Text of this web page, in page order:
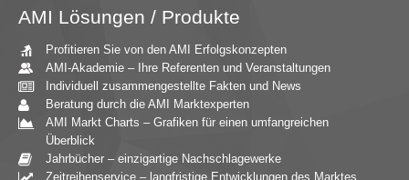
AMI Lösungen / Produkte
Profitieren Sie von den AMI Erfolgskonzepten
AMI-Akademie – Ihre Referenten und Veranstaltungen
Individuell zusammengestellte Fakten und News
Beratung durch die AMI Marktexperten
AMI Markt Charts – Grafiken für einen umfangreichen
Überblick
Jahrbücher – einzigartige Nachschlagewerke
Zeitreihenservice – langfristige Entwicklungen des Marktes